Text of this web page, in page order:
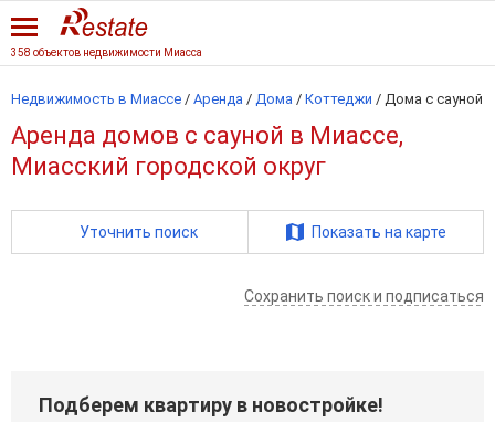
358 объектов недвижимости Миасса
Недвижимость в Миассе / Аренда / Дома / Коттеджи / Дома с сауной
Аренда домов с сауной в Миассе,
Миасский городской округ
Уточнить поиск Показать на карте
Сохранить поиск и подписаться
Подберем квартиру в новостройке!